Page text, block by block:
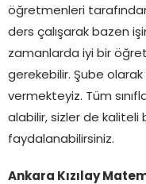
öğretmenleri
ders çalışarak bazen
zamanlarda iyi bir
gerekebilir. Şube
vermekteyiz. Tüm
alabilir, sizler de kaliteli
faydalanabilirsiniz.
Ankara Kızılay